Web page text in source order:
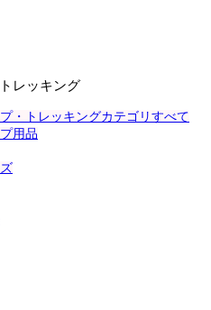
レッキング
・トレッキングカテゴリすべて
用品